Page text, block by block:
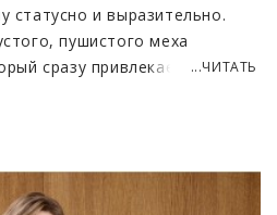
статусно и выразительно.
пушистого меха
сразу привлекает
очень гармонично и
красоту меха, создавая
изделия. Поперечная
...ЧИТАТЬ